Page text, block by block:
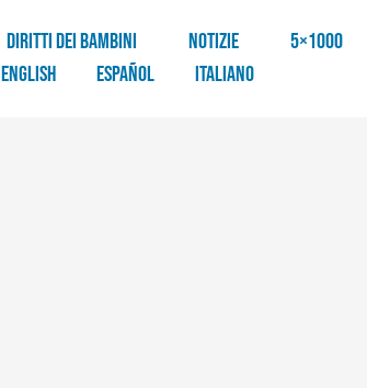
DIRITTI DEI BAMBINI NOTIZIE 5×1000
English
Español Italiano